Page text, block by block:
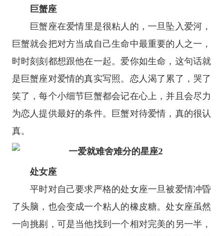
巨蟹座
巨蟹座在爱情里是很粘人的，一旦坠入爱河，
巨蟹就会把对方当成自己生命中最重要的人之一，
时时刻刻都想跟他在一起。爱你如生命，这句话就
是巨蟹座对爱情的真实写照。恋人渴了累了，哭了
笑了，每个小细节巨蟹都会记在心上，并且会尽力
为恋人提供最好的条件。巨蟹对待爱情，真的很认
真。
处女座
平时对自己要求严格的处女座一旦被爱情冲昏
了头脑，也会变成一个粘人的橡皮糖。处女座虽然
一向挑剔，可是当他找到一个相对完美的另一半，